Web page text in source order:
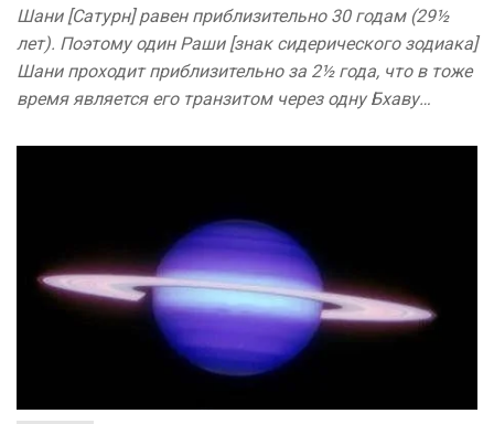
Шани [Сатурн] равен приблизительно 30 годам (29½
лет). Поэтому один Раши [знак сидерического зодиака]
Шани проходит приблизительно за 2½ года, что в тоже
время является его транзитом через одну Бхаву…